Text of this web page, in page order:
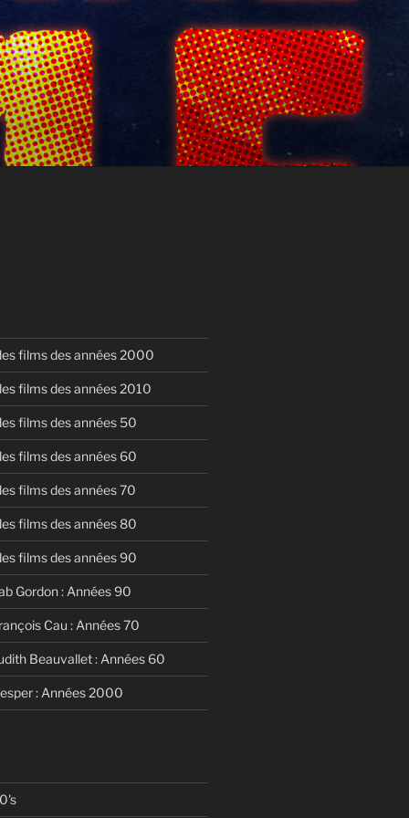
films des années 2000
films des années 2010
films des années 50
films des années 60
films des années 70
films des années 80
films des années 90
Gordon : Années 90
Cau : Années 70
Beauvallet : Années 60
: Années 2000